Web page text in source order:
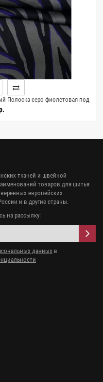
Полоска серо-фиолетовая под
1072608
тканей и швейной
товаров для шитья
европейских
и в другие страны.
на рассылку:
данных в